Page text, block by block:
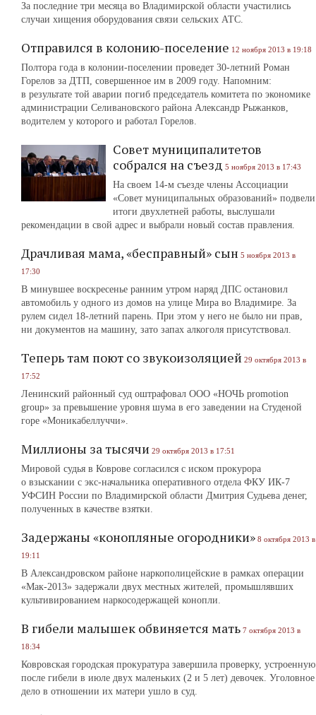
За последние три месяца во Владимирской области участились
случаи хищения оборудования связи сельских АТС.
Отправился в колонию-поселение 12 ноября 2013 в 19:18
Полтора года в колонии-поселении проведет 30-летний Роман
Горелов за ДТП, совершенное им в 2009 году. Напомним:
в результате той аварии погиб председатель комитета по экономике
администрации Селивановского района Александр Рыжанков,
водителем у которого и работал Горелов.
Совет муниципалитетов
собрался на съезд 5 ноября 2013 в 17:43
На своем 14-м съезде члены Ассоциации
«Совет муниципальных образований» подвели
итоги двухлетней работы, выслушали
рекомендации в свой адрес и выбрали новый состав правления.
Драчливая мама, «бесправный» сын 5 ноября 2013 в
17:30
В минувшее воскресенье ранним утром наряд ДПС остановил
автомобиль у одного из домов на улице Мира во Владимире. За
рулем сидел 18-летний парень. При этом у него не было ни прав,
ни документов на машину, зато запах алкоголя присутствовал.
Теперь там поют со звукоизоляцией 29 октября 2013 в
17:52
Ленинский районный суд оштрафовал ООО «НОЧЬ promotion
group» за превышение уровня шума в его заведении на Студеной
горе «Моникабеллуччи».
Миллионы за тысячи 29 октября 2013 в 17:51
Мировой судья в Коврове согласился с иском прокурора
о взыскании с экс-начальника оперативного отдела ФКУ ИК-7
УФСИН России по Владимирской области Дмитрия Судьева денег,
полученных в качестве взятки.
Задержаны «конопляные огородники» 8 октября 2013 в
19:11
В Александровском районе наркополицейские в рамках операции
«Мак-2013» задержали двух местных жителей, промышлявших
культивированием наркосодержащей конопли.
В гибели малышек обвиняется мать 7 октября 2013 в
18:34
Ковровская городская прокуратура завершила проверку, устроенную
после гибели в июле двух маленьких (2 и 5 лет) девочек. Уголовное
дело в отношении их матери ушло в суд.